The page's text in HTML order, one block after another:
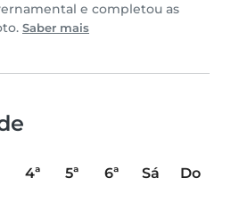
e completou as
Saber mais
4ª 5ª 6ª Sá
Do